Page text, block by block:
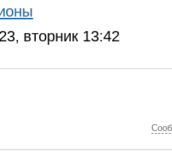
вторник 13:42